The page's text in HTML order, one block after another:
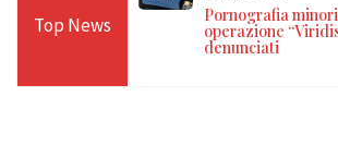
Top News
ore sulle Alpi:
Cervino e
Pornografia
operazione
denunciati